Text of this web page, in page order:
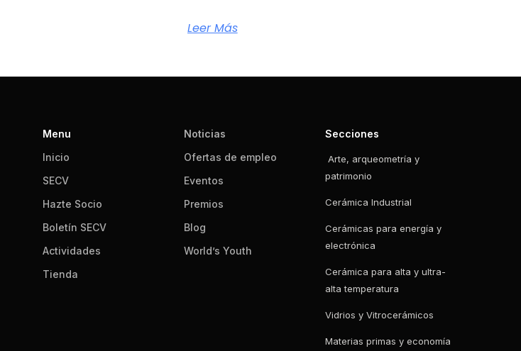
Leer Más
Menu
Inicio
SECV
Hazte Socio
Boletín SECV
Actividades
Tienda
Noticias
Ofertas de empleo
Eventos
Premios
Blog
World’s Youth
Secciones
Arte, arqueometría y
patrimonio
Cerámica Industrial
Cerámicas para energía y
electrónica
Cerámica para alta y ultra-
alta temperatura
Vidrios y Vitrocerámicos
Materias primas y economía